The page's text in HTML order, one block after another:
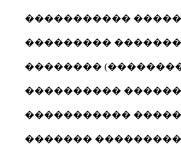
�����������
���������
��������
����������
�����������
�������